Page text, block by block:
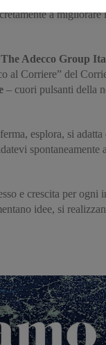
a migliorare
Adecco Group
Corriere” del
– cuori pulsanti della
esplora, si
spontaneamente
e crescita per ogni
idee, si